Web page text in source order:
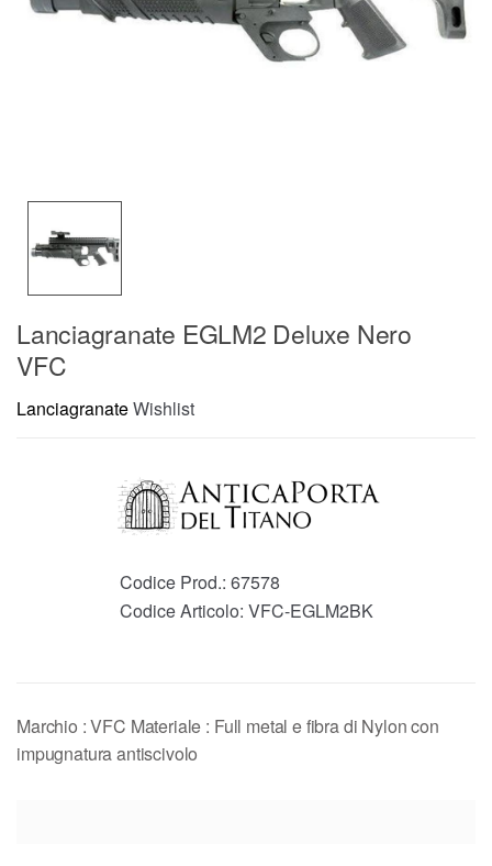
Lanciagranate EGLM2 Deluxe Nero
VFC
LanciagranateWishlist
Codice Prod.: 67578
Codice Articolo: VFC-EGLM2BK
Marchio : VFC Materiale : Full metal e fibra di Nylon con
impugnatura antiscivolo